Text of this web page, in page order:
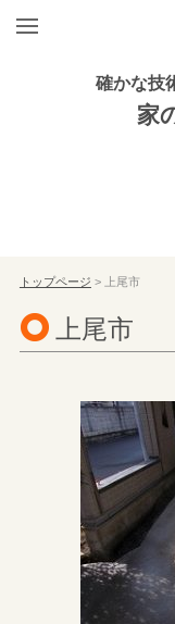
確かな技
家
トップページ > 上尾市
上尾市